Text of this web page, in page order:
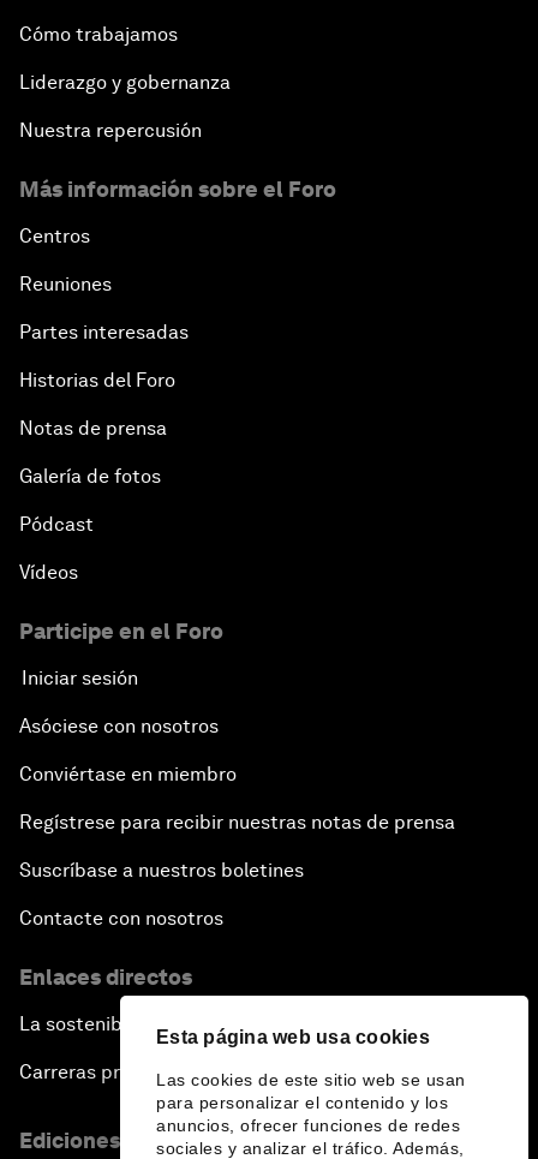
Esta página web usa cookies
Las cookies de este sitio web se usan
para personalizar el contenido y los
anuncios, ofrecer funciones de redes
sociales y analizar el tráfico. Además,
Cómo trabajamos
Liderazgo y gobernanza
Nuestra repercusión
Más información sobre el Foro
Centros
Reuniones
Partes interesadas
Historias del Foro
Notas de prensa
Galería de fotos
Pódcast
Vídeos
Participe en el Foro
Iniciar sesión
Asóciese con nosotros
Conviértase en miembro
Regístrese para recibir nuestras notas de prensa
Suscríbase a nuestros boletines
Contacte con nosotros
Enlaces directos
La sostenibilidad en el Foro
Carreras profesionales
Ediciones en otros idiomas